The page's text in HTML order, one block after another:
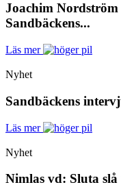
Joachim
Sandbäckens...
Läs mer
Nyhet
Sandbäckens
Läs mer
Nyhet
Nimlas vd: Sluta